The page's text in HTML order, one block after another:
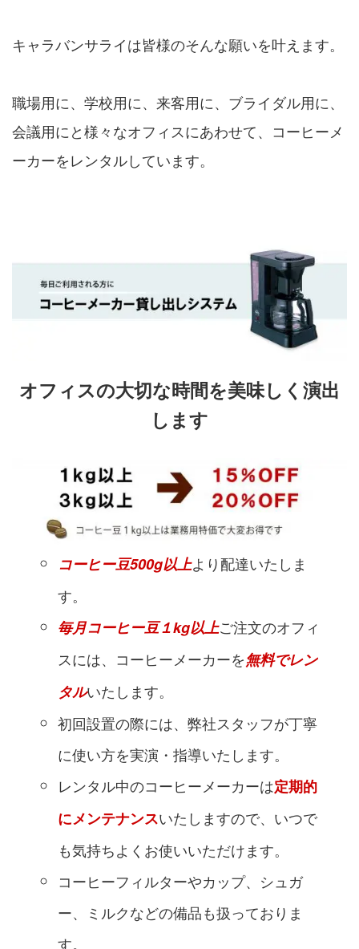
キャラバンサライは皆様のそんな願いを叶えます。
職場用に、学校用に、来客用に、ブライダル用に、
会議用にと様々なオフィスにあわせて、コーヒーメ
ーカーをレンタルしています。
オフィスの大切な時間を美味しく演出
します
コーヒー豆500g以上より配達いたしま
す。
毎月コーヒー豆１kg以上ご注文のオフィ
スには、コーヒーメーカーを無料でレン
タルいたします。
初回設置の際には、弊社スタッフが丁寧
に使い方を実演・指導いたします。
レンタル中のコーヒーメーカーは定期的
にメンテナンスいたしますので、いつで
も気持ちよくお使いいただけます。
コーヒーフィルターやカップ、シュガ
ー、ミルクなどの備品も扱っておりま
す。